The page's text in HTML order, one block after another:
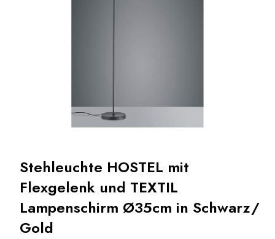
Stehleuchte HOSTEL mit
Flexgelenk und TEXTIL
Lampenschirm Ø35cm in Schwarz/
Gold